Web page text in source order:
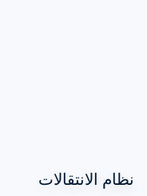
نظام الانتقالات